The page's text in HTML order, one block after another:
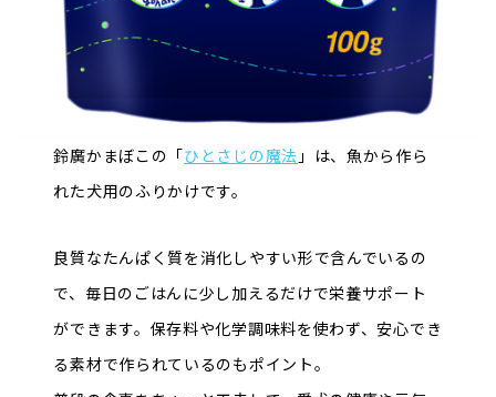
鈴廣かまぼこの「ひとさじの魔法 」は、魚から作ら
れた犬用のふりかけです。
良質なたんぱく質を消化しやすい形で含んでいるの
で、毎日のごはんに少し加えるだけで栄養サポート
ができます。保存料や化学調味料を使わず、安心でき
る素材で作られているのもポイント。